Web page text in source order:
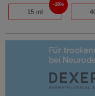
15 ml
28%